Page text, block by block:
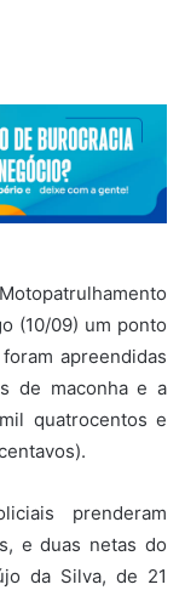
(10/09) um ponto
apreendidas
de maconha e a
quatrocentos e
prenderam
e duas netas do
da Silva, de 21